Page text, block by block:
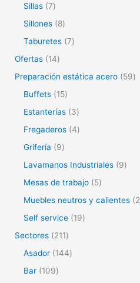
Sillas 7
Sillones 8
Taburetes 7
Ofertas 14
Preparación estática acero 59
Buffets 15
Estanterías 3
Fregaderos 4
Grifería 9
Lavamanos Industriales 9
Mesas de trabajo 5
Muebles neutros y calientes 2
Self service 19
Sectores 211
Asador 144
Bar 109